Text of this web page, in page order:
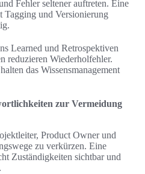
Fehler seltener auftreten. Eine
Tagging und Versionierung
Learned und Retrospektiven
reduzieren Wiederholfehler.
das Wissensmanagement
zur Vermeidung
Product Owner und
zu verkürzen. Eine
Zuständigkeiten sichtbar und